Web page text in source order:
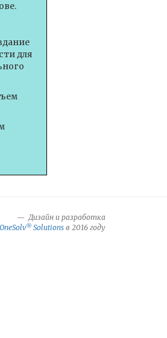
для
Дизайн и разработка
OneSolv® Solutions в 2016 году